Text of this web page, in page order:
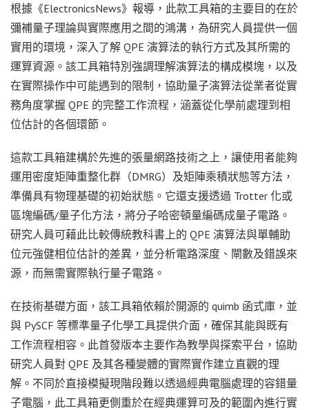
根據《ElectronicsNews》報導，此款工具箱的主要目的在於
彌補量子理論與實際應用之間的鴻溝，為研究人員提供一個
實用的環境，深入了解 QPE 演算法的執行方式及其所需的
運算資源。該工具箱特別強調理解演算法的構成模塊，以及
在實際操作中可能遇到的限制，協助量子演算法從業者從實
務角度掌握 QPE 的完整工作流程，涵蓋從化學前處理到相
位估計的各個環節。
這款工具箱建構於先進的張量網路技術之上，讓使用者能夠
運用密度矩陣重整化群（DMRG）及矩陣乘積狀態等方法，
準備具有物理基礎的初始狀態。它還支援透過 Trotter 化或
區塊編碼/量子化方法，將分子哈密頓量編碼成量子電路。
研究人員可藉此比較傳統教科書上的 QPE 演算法與單輔助
位元強健相位估計的差異，並分析電路深度、閘數及錯誤來
源，而無需實際執行量子電路。
在技術基礎方面，該工具箱依賴於開源的 quimb 函式庫，並
與 PySCF 等標準量子化學工具提供介面，確保其能與既有
工作流程相容。此首發版本主要作為教學與探索平台，協助
研究人員對 QPE 及其各種變體的實際實作建立直觀的理
解。不同於直接模擬現階段難以透過經典電腦處理的容錯量
子電腦，此工具箱更側重於在經典運算可及的範圍內進行實